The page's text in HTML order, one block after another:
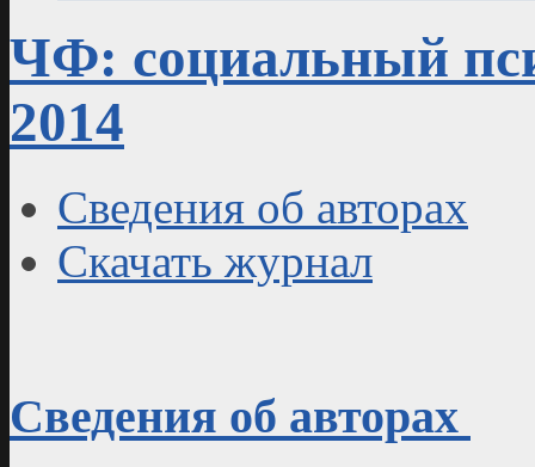
ЧФ: социальный
2014
Сведения об авторах
Скачать журнал
Сведения об авторах